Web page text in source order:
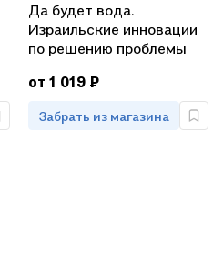
Да будет вода.
Израильские инновации
по решению проблемы
от 1 019 ₽
Забрать из магазина